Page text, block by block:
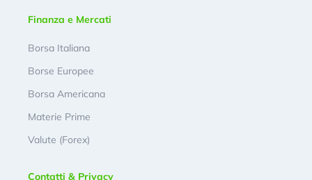
Finanza e Mercati
Borsa Italiana
Borse Europee
Borsa Americana
Materie Prime
Valute (Forex)
Contatti & Privacy